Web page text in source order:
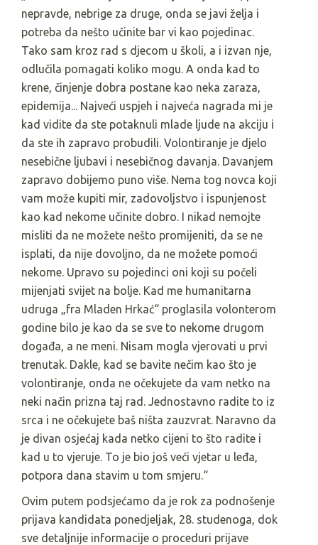
nepravde, nebrige za druge, onda se javi želja i
potreba da nešto učinite bar vi kao pojedinac.
Tako sam kroz rad s djecom u školi, a i izvan nje,
odlučila pomagati koliko mogu. A onda kad to
krene, činjenje dobra postane kao neka zaraza,
epidemija... Najveći uspjeh i najveća nagrada mi je
kad vidite da ste potaknuli mlade ljude na akciju i
da ste ih zapravo probudili. Volontiranje je djelo
nesebične ljubavi i nesebičnog davanja. Davanjem
zapravo dobijemo puno više. Nema tog novca koji
vam može kupiti mir, zadovoljstvo i ispunjenost
kao kad nekome učinite dobro. I nikad nemojte
misliti da ne možete nešto promijeniti, da se ne
isplati, da nije dovoljno, da ne možete pomoći
nekome. Upravo su pojedinci oni koji su počeli
mijenjati svijet na bolje. Kad me humanitarna
udruga „fra Mladen Hrkać“ proglasila volonterom
godine bilo je kao da se sve to nekome drugom
događa, a ne meni. Nisam mogla vjerovati u prvi
trenutak. Dakle, kad se bavite nečim kao što je
volontiranje, onda ne očekujete da vam netko na
neki način prizna taj rad. Jednostavno radite to iz
srca i ne očekujete baš ništa zauzvrat. Naravno da
je divan osjećaj kada netko cijeni to što radite i
kad u to vjeruje. To je bio još veći vjetar u leđa,
potpora dana stavim u tom smjeru.“
Ovim putem podsjećamo da je rok za podnošenje
prijava kandidata ponedjeljak, 28. studenoga, dok
sve detaljnije informacije o proceduri prijave